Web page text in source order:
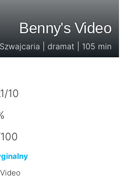
Benny's Video
| dramat | 105 min
10